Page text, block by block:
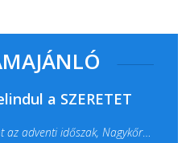
a SZERETET
az adventi időszak, Nagykőrös